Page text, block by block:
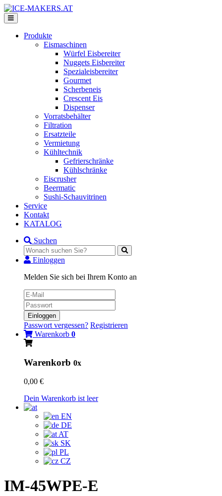
Produkte
Eismaschinen
Würfel Eisbereiter
Nuggets Eisbereiter
Spezialeisbereiter
Gourmet
Scherbeneis
Crescent Eis
Dispenser
Vorratsbehälter
Filtration
Ersatzteile
Vermietung
Kühltechnik
Gefrierschränke
Kühlschränke
Eiscrusher
Beermatic
Sushi-Schauvitrinen
Service
Kontakt
KATALOG
Suchen
Einloggen
Melden Sie sich bei Ihrem Konto an
Einloggen
Passwort vergessen? Registrieren
Warenkorb 0
Warenkorb 0x
0,00 €
Dein Warenkorb ist leer
EN
DE
AT
SK
PL
CZ
IM-45WPE-E